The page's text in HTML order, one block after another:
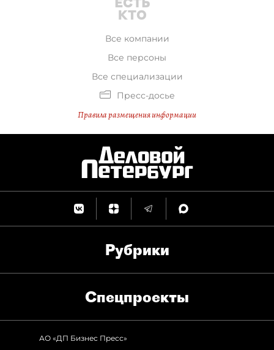
Все компании
Все персоны
Все специализации
Пресс-досье
Правила размещения информации
Рубрики
Спец­проекты
АО «ДП Бизнес Пресс»